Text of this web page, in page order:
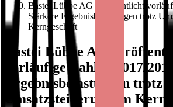
Bastei Lübbe AG veröffentlicht
Stärkere Ergebnisbelastungen trotz
Kerngeschäft
Bastei Lübbe AG
vorläufige Zahlen 2017/
Ergebnisbelastungen trotz
Umsatzsteigerung im